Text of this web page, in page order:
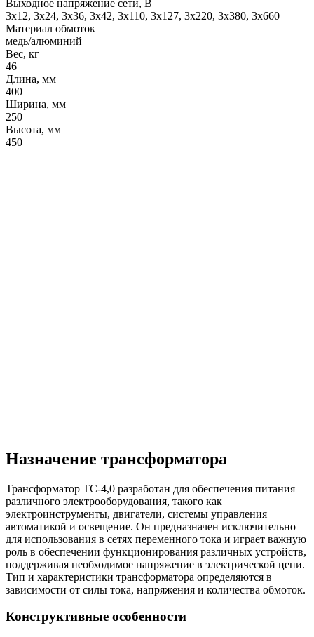
Выходное напряжение сети, В
3x12, 3x24, 3x36, 3x42, 3x110, 3x127, 3x220, 3x380, 3x660
Материал обмоток
медь/алюминий
Вес, кг
46
Длина, мм
400
Ширина, мм
250
Высота, мм
450
Назначение трансформатора
Трансформатор ТС-4,0 разработан для обеспечения питания
различного электрооборудования, такого как
электроинструменты, двигатели, системы управления
автоматикой и освещение. Он предназначен исключительно
для использования в сетях переменного тока и играет важную
роль в обеспечении функционирования различных устройств,
поддерживая необходимое напряжение в электрической цепи.
Тип и характеристики трансформатора определяются в
зависимости от силы тока, напряжения и количества обмоток.
Конструктивные особенности